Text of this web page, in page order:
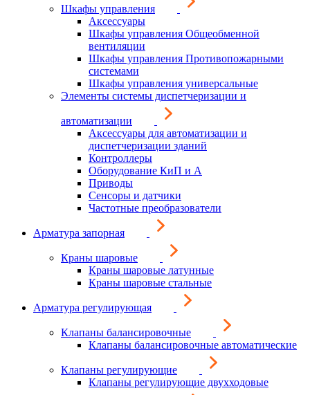
Шкафы управления
Аксессуары
Шкафы управления Общеобменной
вентиляции
Шкафы управления Противопожарными
системами
Шкафы управления универсальные
Элементы системы диспетчеризации и
автоматизации
Аксессуары для автоматизации и
диспетчеризации зданий
Контроллеры
Оборудование КиП и А
Приводы
Сенсоры и датчики
Частотные преобразователи
Арматура запорная
Краны шаровые
Краны шаровые латунные
Краны шаровые стальные
Арматура регулирующая
Клапаны балансировочные
Клапаны балансировочные автоматические
Клапаны регулирующие
Клапаны регулирующие двухходовые